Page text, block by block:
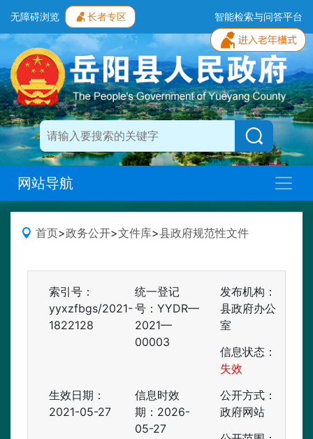
无障碍浏览 长者专区 智能检索与问答平台
网站导航
首页>政务公开>文件库>县政府规范性文件
索引号：
yyxzfbgs/2021-
1822128
统一登记
号：YYDR—
2021—
00003
发布机构：
县政府办公
室
信息状态：
失效
生效日期：
2021-05-27
信息时效
期： 2026-
05-27
公开方式：
政府网站